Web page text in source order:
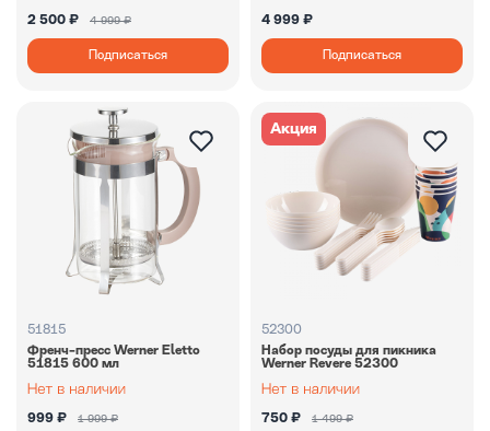
2 500 ₽ 4 999 ₽
Подписаться
4 999 ₽
Подписаться
51815
Френч-пресс Werner Eletto
51815 600 мл
999 ₽ 1 999 ₽
Акция
52300
Набор посуды для пикника
Werner Revere 52300
750 ₽ 1 499 ₽